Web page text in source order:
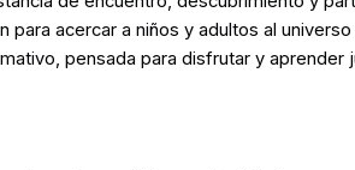
para acercar a niños y adultos al
pensada para disfrutar y aprender